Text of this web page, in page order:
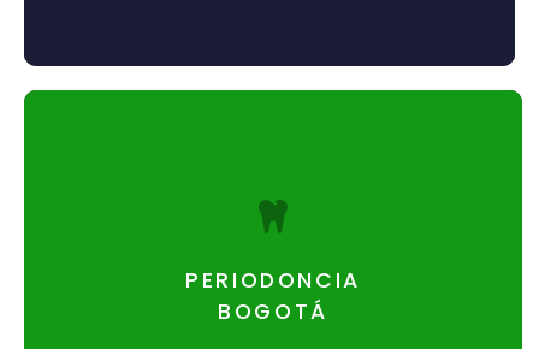
PERIODONCIA
BOGOTÁ
Duración: 4 semestres